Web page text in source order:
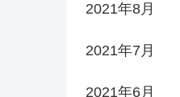
2021年8月
2021年7月
2021年6月